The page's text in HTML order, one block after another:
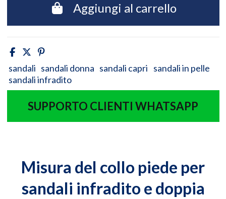
Aggiungi al carrello
sandali sandali donna sandali capri sandali in pelle
sandali infradito
SUPPORTO CLIENTI WHATSAPP
Misura del collo piede per
sandali infradito e doppia